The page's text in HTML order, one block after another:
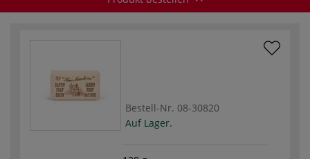
Bestell-Nr. 08-30820
Auf Lager.